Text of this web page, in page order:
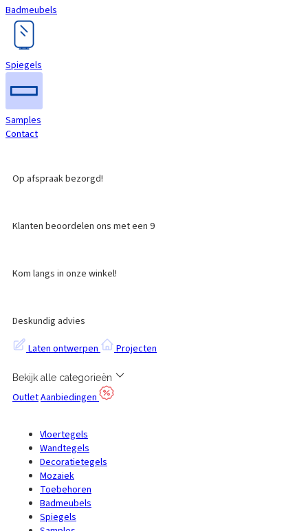
Badmeubels
Spiegels
Samples
Contact
Op afspraak bezorgd!
Klanten beoordelen ons met een 9
Kom langs in onze winkel!
Deskundig advies
Laten ontwerpen
Projecten
Bekijk alle categorieën
OutletAanbiedingen
Vloertegels
Wandtegels
Decoratietegels
Mozaiek
Toebehoren
Badmeubels
Spiegels